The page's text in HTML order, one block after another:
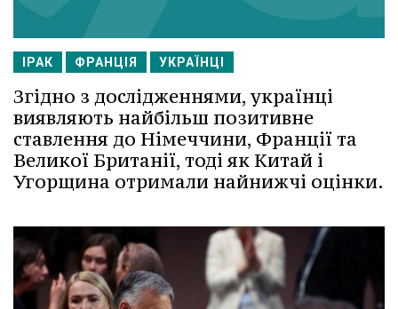
ІРАК ФРАНЦІЯ УКРАЇНЦІ
Згідно з дослідженнями, українці
виявляють найбільш позитивне
ставлення до Німеччини, Франції та
Великої Британії, тоді як Китай і
Угорщина отримали найнижчі оцінки.